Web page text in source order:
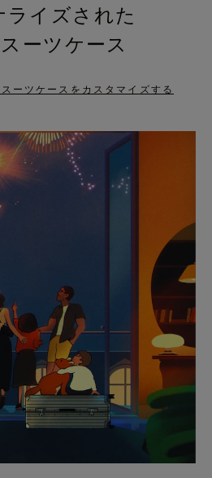
ライズされた
ーツケース
ーツケースをカスタマイズする